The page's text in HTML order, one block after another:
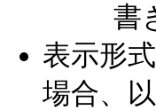
書
表示形
場合、